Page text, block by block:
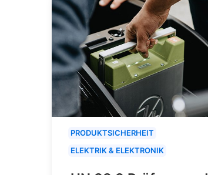
PRODUKTSICHERHEIT
ELEKTRIK & ELEKTRONIK